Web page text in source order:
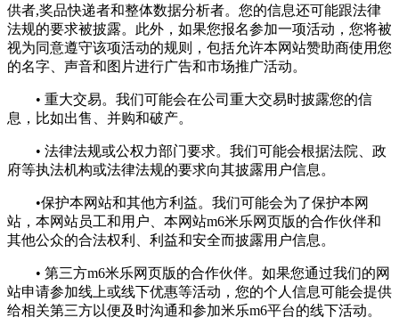
供者,奖品快递者和整体数据分析者。您的信息还可能跟法律
法规的要求被披露。此外，如果您报名参加一项活动，您将被
视为同意遵守该项活动的规则，包括允许本网站赞助商使用您
的名字、声音和图片进行广告和市场推广活动。
• 重大交易。我们可能会在公司重大交易时披露您的信
息，比如出售、并购和破产。
• 法律法规或公权力部门要求。我们可能会根据法院、政
府等执法机构或法律法规的要求向其披露用户信息。
•保护本网站和其他方利益。我们可能会为了保护本网
站，本网站员工和用户、本网站m6米乐网页版的合作伙伴和
其他公众的合法权利、利益和安全而披露用户信息。
• 第三方m6米乐网页版的合作伙伴。如果您通过我们的网
站申请参加线上或线下优惠等活动，您的个人信息可能会提供
给相关第三方以便及时沟通和参加米乐m6平台的线下活动。